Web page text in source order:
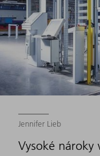
Jennifer Lieb
Vysoké nároky